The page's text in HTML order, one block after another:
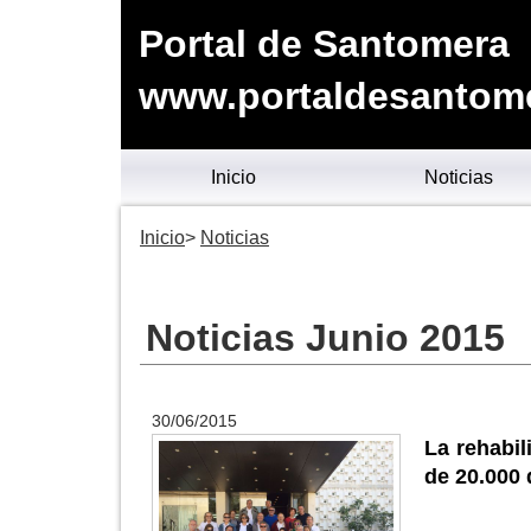
Portal de Santomera
Inicio Noticias
Inicio Noticias
Noticias Junio 2015
30/06/2015
La
de 20.000